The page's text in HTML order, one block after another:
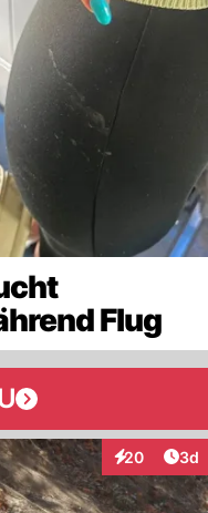
Flug
20
Interaktionen
3d